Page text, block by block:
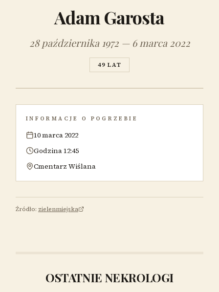
Adam Garosta
28 października 1972 — 6 marca 2022
49 LAT
INFORMACJE O POGRZEBIE
10 marca 2022
Godzina 12:45
Cmentarz Wiślana
Źródło: zielenmiejska
OSTATNIE NEKROLOGI